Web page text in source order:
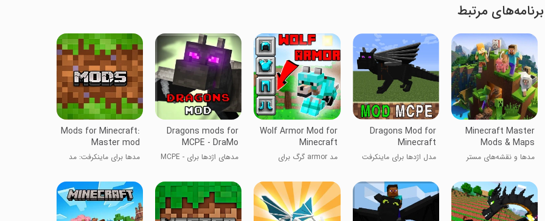
برنامه‌های مرتبط
Minecraft Master
Mods & Maps
مدها و نقشه‌های مستر
Dragons Mod for
Minecraft
مدل اژدها برای ماینکرفت
Wolf Armor Mod for
Minecraft
مد armor گرگ برای
Dragons mods for
MCPE - DraMo
مدهای اژدها برای MCPE -
Mods for Minecraft:
Master mod
مدها برای ماینکرفت: مد